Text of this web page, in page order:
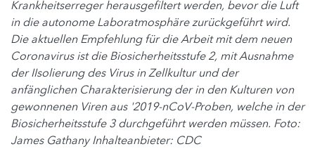
Krankheitserreger herausgefiltert werden, bevor die Luft
in die autonome Laboratmosphäre zurückgeführt wird.
Die aktuellen Empfehlung für die Arbeit mit dem neuen
Coronavirus ist die Biosicherheitsstufe 2, mit Ausnahme
der IIsolierung des Virus in Zellkultur und der
anfänglichen Charakterisierung der in den Kulturen von
gewonnenen Viren aus '2019-nCoV-Proben, welche in der
Biosicherheitsstufe 3 durchgeführt werden müssen. Foto:
James Gathany Inhalteanbieter: CDC